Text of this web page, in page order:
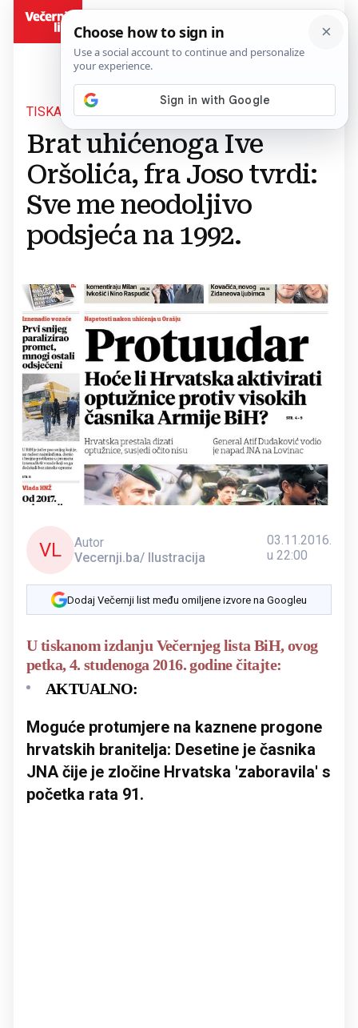
TISKANO IZDANJE, 4. STUDENOGA 2016.
Brat uhićenoga Ive
Oršolića, fra Joso tvrdi:
Sve me neodoljivo
podsjeća na 1992.
VL
Autor
Vecernji.ba/ Ilustracija
03.11.2016.
u 22:00
Dodaj Večernji list među omiljene izvore na Googleu
U tiskanom izdanju Večernjeg lista BiH, ovog
petka, 4. studenoga 2016. godine čitajte:
AKTUALNO:
Moguće protumjere na kaznene progone
hrvatskih branitelja: Desetine je časnika
JNA čije je zločine Hrvatska 'zaboravila' s
početka rata 91.